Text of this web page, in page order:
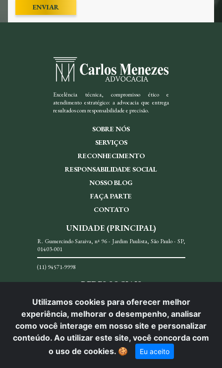
ENVIAR
Utilizamos cookies para oferecer melhor
experiência, melhorar o desempenho, analisar
como você interage em nosso site e personalizar
conteúdo. Ao utilizar este site, você concorda com
o uso de cookies. 🍪 Eu aceito
Excelência técnica, compromisso ético e
atendimento estratégico: a advocacia que entrega
resultados com responsabilidade e precisão.
SOBRE NÓS
SERVIÇOS
RECONHECIMENTO
RESPONSABILIDADE SOCIAL
NOSSO BLOG
FAÇA PARTE
CONTATO
UNIDADE (PRINCIPAL)
R. Gumercindo Saraiva, nª 96 - Jardim Paulista, São Paulo - SP,
01403-001
(11) 94571-9998
REDES SOCIAIS
© Carlos Menezes Advocacia. Todos os direitos reservados.
Desenvolvido por: